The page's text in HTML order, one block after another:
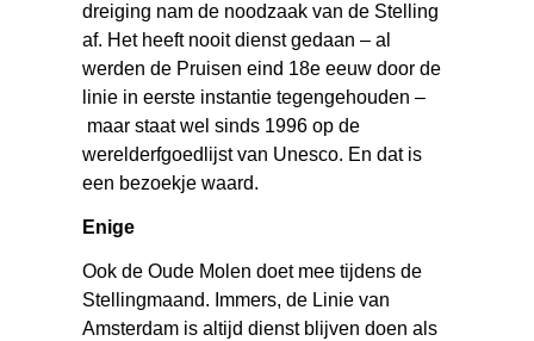
dreiging nam de noodzaak van de Stelling
af. Het heeft nooit dienst gedaan – al
werden de Pruisen eind 18e eeuw door de
linie in eerste instantie tegengehouden –
maar staat wel sinds 1996 op de
werelderfgoedlijst van Unesco. En dat is
een bezoekje waard.
Enige
Ook de Oude Molen doet mee tijdens de
Stellingmaand. Immers, de Linie van
Amsterdam is altijd dienst blijven doen als